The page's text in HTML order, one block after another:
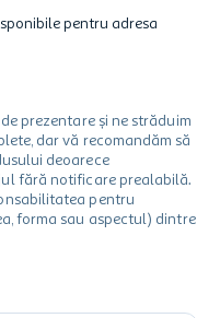
pentru adresa
prezentare și ne străduim
dar vă recomandăm să
deoarece
fără notificare prealabilă.
pentru
forma sau aspectul) dintre